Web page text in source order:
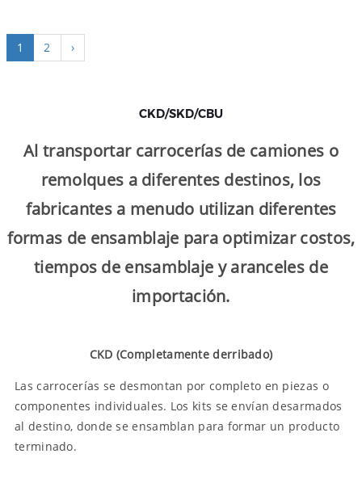
1 2 ›
CKD/SKD/CBU
Al transportar carrocerías de camiones o
remolques a diferentes destinos, los
fabricantes a menudo utilizan diferentes
formas de ensamblaje para optimizar costos,
tiempos de ensamblaje y aranceles de
importación.
CKD (Completamente derribado)
Las carrocerías se desmontan por completo en piezas o
componentes individuales. Los kits se envían desarmados
al destino, donde se ensamblan para formar un producto
terminado.